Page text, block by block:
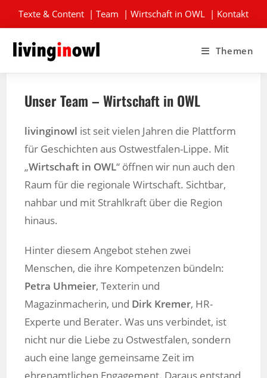
Texte & Content | Team | Wirtschaft in OWL | Kontakt
Themen
Unser Team – Wirtschaft in OWL
livinginowl ist seit vielen Jahren die Plattform
für Geschichten aus Ostwestfalen-Lippe. Mit
„Wirtschaft in OWL“ öffnen wir nun auch den
Raum für die regionale Wirtschaft. Sichtbar,
nahbar und mit Strahlkraft über die Region
hinaus.
Hinter diesem Angebot stehen zwei
Menschen, die ihre Kompetenzen bündeln:
Petra Uhmeier, Texterin und
Magazinmacherin, und Dirk Kremer, HR-
Experte und Berater. Was uns verbindet, ist
nicht nur die Liebe zu Ostwestfalen, sondern
auch eine lange gemeinsame Zeit im